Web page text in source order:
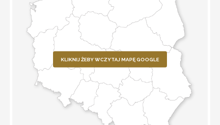
KLIKNIJ ŻEBY WCZYTAJ MAPĘ GOOGLE